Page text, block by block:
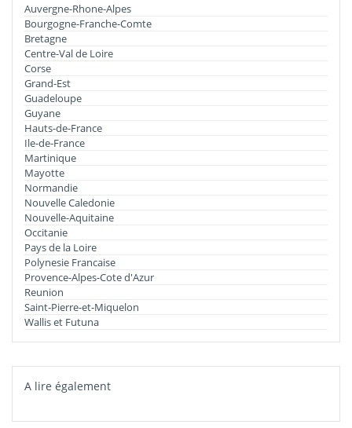
Auvergne-Rhone-Alpes
Bourgogne-Franche-Comte
Bretagne
Centre-Val de Loire
Corse
Grand-Est
Guadeloupe
Guyane
Hauts-de-France
Ile-de-France
Martinique
Mayotte
Normandie
Nouvelle Caledonie
Nouvelle-Aquitaine
Occitanie
Pays de la Loire
Polynesie Francaise
Provence-Alpes-Cote d'Azur
Reunion
Saint-Pierre-et-Miquelon
Wallis et Futuna
A lire également